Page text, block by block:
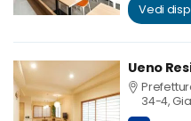
Vedi
Ueno
34-4,